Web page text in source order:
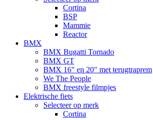
Cortina
BSP
Mammie
Reactor
BMX
BMX Bugatti Tornado
BMX GT
BMX 16" en 20" met terugtraprem
We The People
BMX freestyle filmpjes
Elektrische fiets
Selecteer op merk
Cortina